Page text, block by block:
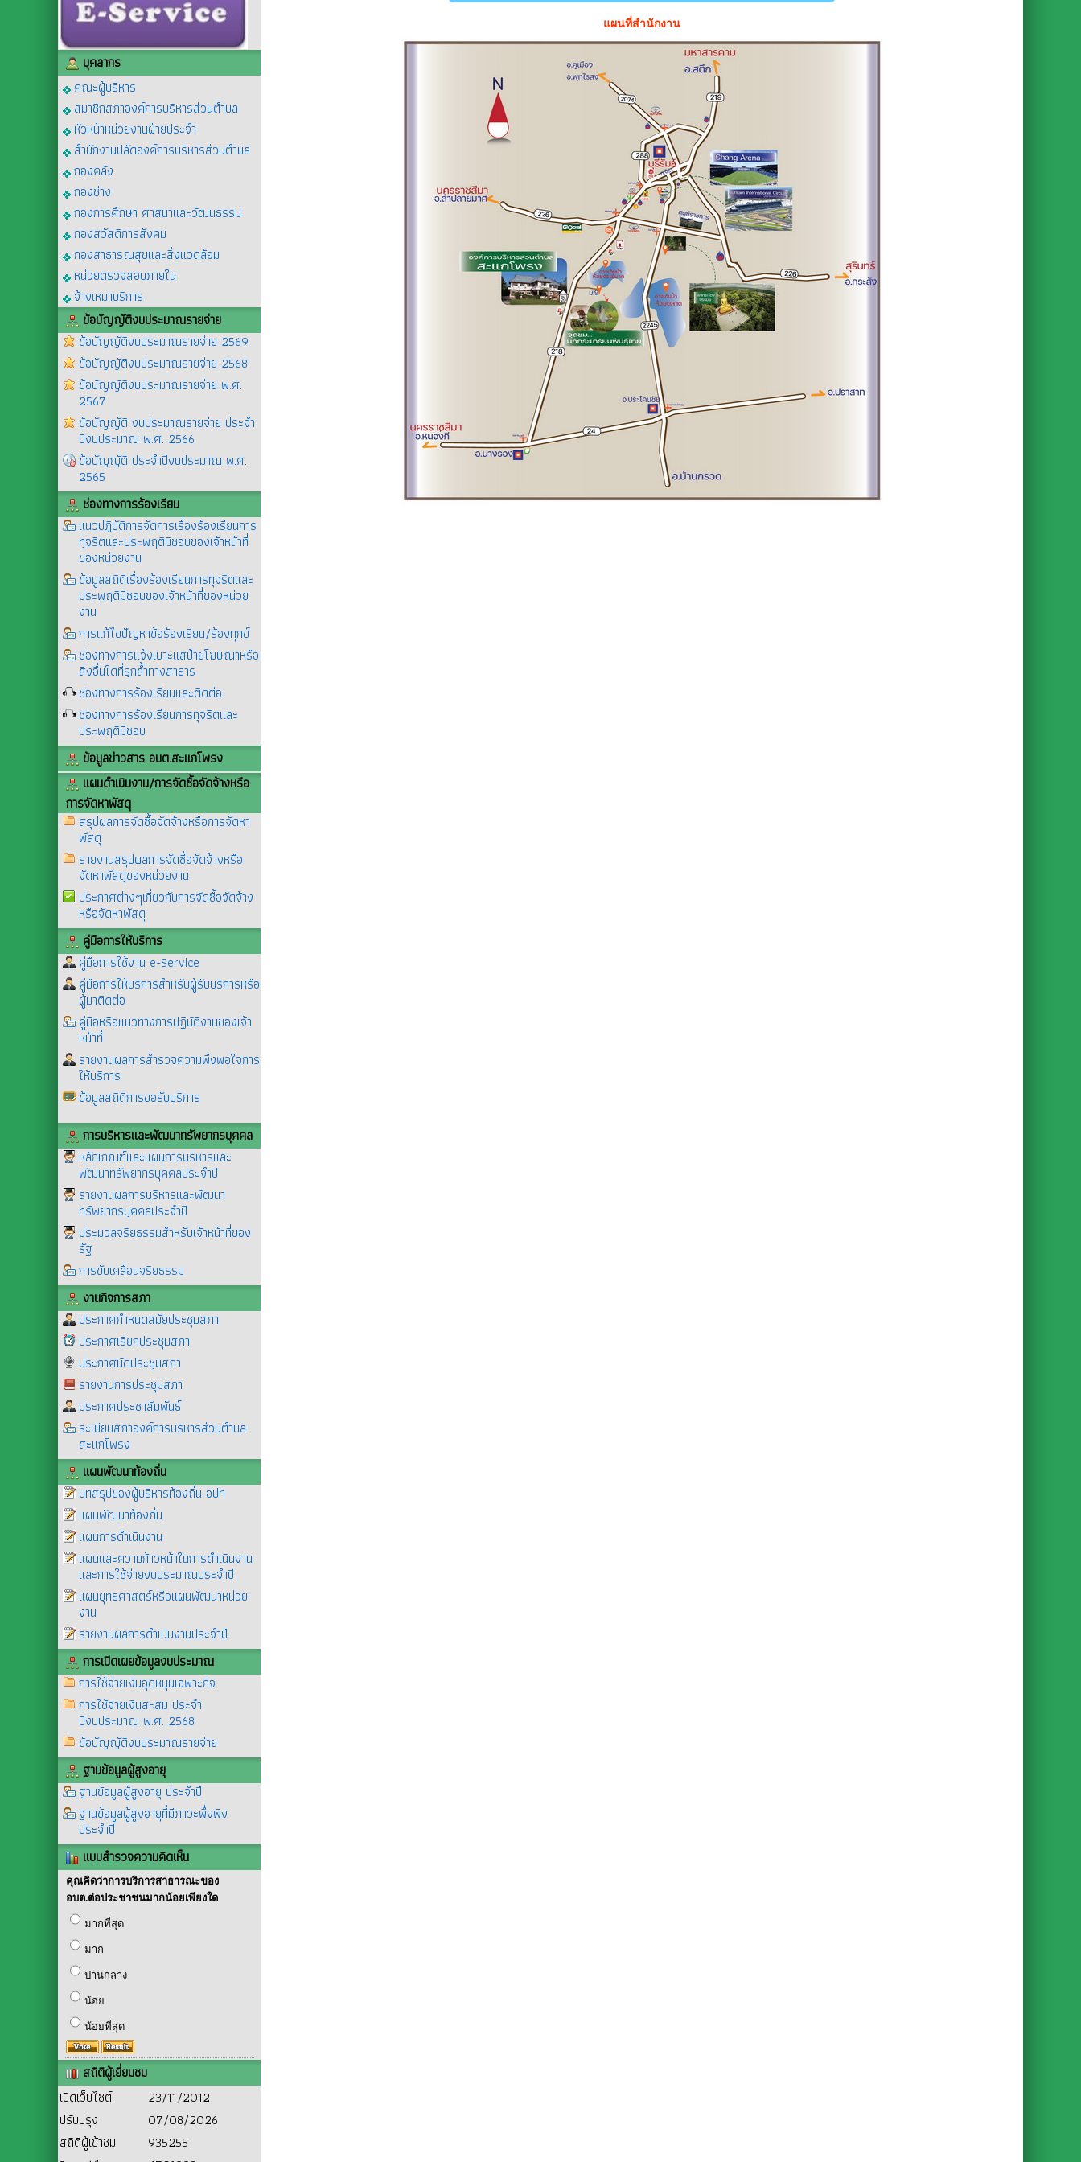
บุคลากร
คณะผู้บริหาร
สมาชิกสภาองค์การบริหารส่วนตำบล
หัวหน้าหน่วยงานฝ่ายประจำ
สำนักงานปลัดองค์การบริหารส่วนตำบล
กองคลัง
กองช่าง
กองการศึกษา ศาสนาและวัฒนธรรม
กองสวัสดิการสังคม
กองสาธารณสุขและสิ่งแวดล้อม
หน่วยตรวจสอบภายใน
จ้างเหมาบริการ
ข้อบัญญัติงบประมาณรายจ่าย
ข้อบัญญัติงบประมาณรายจ่าย 2569
ข้อบัญญัติงบประมาณรายจ่าย 2568
ข้อบัญญัติงบประมาณรายจ่าย พ.ศ.
2567
ข้อบัญญัติ งบประมาณรายจ่าย ประจำ
ปีงบประมาณ พ.ศ. 2566
ข้อบัญญัติ ประจำปีงบประมาณ พ.ศ.
2565
ช่องทางการร้องเรียน
แนวปฏิบัติการจัดการเรื่องร้องเรียนการ
ทุจริตและประพฤติมิชอบของเจ้าหน้าที่
ของหน่วยงาน
ข้อมูลสถิติเรื่องร้องเรียนการทุจริตและ
ประพฤติมิชอบของเจ้าหน้าที่ของหน่วย
งาน
การแก้ไขปัญหาข้อร้องเรียน/ร้องทุกข์
ช่องทางการแจ้งเบาะแสป้ายโฆษณาหรือ
สิ่งอื่นใดที่รุกล้ำทางสาธาร
ช่องทางการร้องเรียนและติดต่อ
ช่องทางการร้องเรียนการทุจริตและ
ประพฤติมิชอบ
ข้อมูลข่าวสาร อบต.สะแกโพรง
แผนดำเนินงาน/การจัดซื้อจัดจ้างหรือ
การจัดหาพัสดุ
สรุปผลการจัดซื้อจัดจ้างหรือการจัดหา
พัสดุ
รายงานสรุปผลการจัดซื้อจัดจ้างหรือ
จัดหาพัสดุของหน่วยงาน
ประกาศต่างๆเกี่ยวกับการจัดซื้อจัดจ้าง
หรือจัดหาพัสดุ
คู่มือการให้บริการ
คู่มือการใช้งาน e-Service
คู่มือการให้บริการสำหรับผู้รับบริการหรือ
ผู้มาติดต่อ
คู่มือหรือแนวทางการปฏิบัติงานของเจ้า
หน้าที่
รายงานผลการสำรวจความพึงพอใจการ
ให้บริการ
ข้อมูลสถิติการขอรับบริการ
การบริหารและพัฒนาทรัพยากรบุคคล
หลักเกณฑ์และแผนการบริหารและ
พัฒนาทรัพยากรบุคคลประจำปี
รายงานผลการบริหารและพัฒนา
ทรัพยากรบุคคลประจำปี
ประมวลจริยธรรมสำหรับเจ้าหน้าที่ของ
รัฐ
การขับเคลื่อนจริยธรรม
งานกิจการสภา
ประกาศกำหนดสมัยประชุมสภา
ประกาศเรียกประชุมสภา
ประกาศนัดประชุมสภา
รายงานการประชุมสภา
ประกาศประชาสัมพันธ์
ระเบียบสภาองค์การบริหารส่วนตำบล
สะแกโพรง
แผนพัฒนาท้องถิ่น
บทสรุปของผู้บริหารท้องถิ่น อปท
แผนพัฒนาท้องถิ่น
แผนการดำเนินงาน
แผนและความก้าวหน้าในการดำเนินงาน
และการใช้จ่ายงบประมาณประจำปี
แผนยุทธศาสตร์หรือแผนพัฒนาหน่วย
งาน
รายงานผลการดำเนินงานประจำปี
การเปิดเผยข้อมูลงบประมาณ
การใช้จ่ายเงินอุดหนุนเฉพาะกิจ
การใช้จ่ายเงินสะสม ประจำ
ปีงบประมาณ พ.ศ. 2568
ข้อบัญญัติงบประมาณรายจ่าย
ฐานข้อมูลผู้สูงอายุ
ฐานข้อมูลผู้สูงอายุ ประจำปี
ฐานข้อมูลผู้สูงอายุที่มีภาวะพึ่งพิง
ประจำปี
แบบสำรวจความคิดเห็น
คุณคิดว่าการบริการสาธารณะของ
อบต.ต่อประชาชนมากน้อยเพียงใด
มากที่สุด
มาก
ปานกลาง
น้อย
น้อยที่สุด
สถิติผู้เยี่ยมชม
เปิดเว็บไซต์
23/11/2012
ปรับปรุง
07/08/2026
สถิติผู้เข้าชม
935255
แผนที่สำนักงาน